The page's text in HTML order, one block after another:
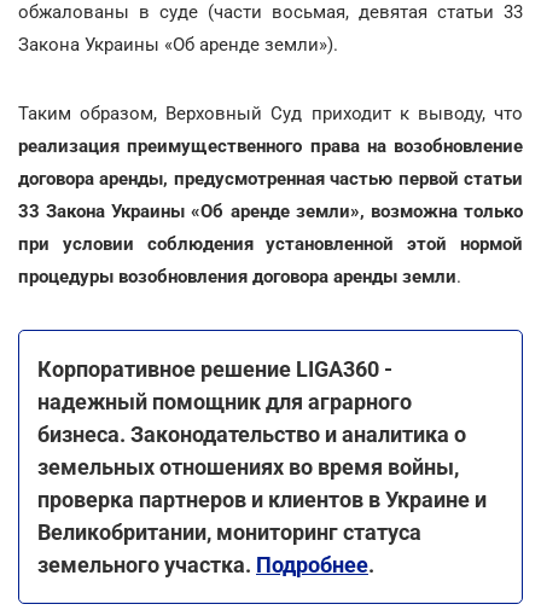
обжалованы в суде (части восьмая, девятая статьи 33
Закона Украины «Об аренде земли»).
Таким образом, Верховный Суд приходит к выводу, что
реализация преимущественного права на возобновление
договора аренды, предусмотренная частью первой статьи
33 Закона Украины «Об аренде земли», возможна только
при условии соблюдения установленной этой нормой
процедуры возобновления договора аренды земли.
Корпоративное решение LIGA360 -
надежный помощник для аграрного
бизнеса. Законодательство и аналитика о
земельных отношениях во время войны,
проверка партнеров и клиентов в Украине и
Великобритании, мониторинг статуса
земельного участка. Подробнее.